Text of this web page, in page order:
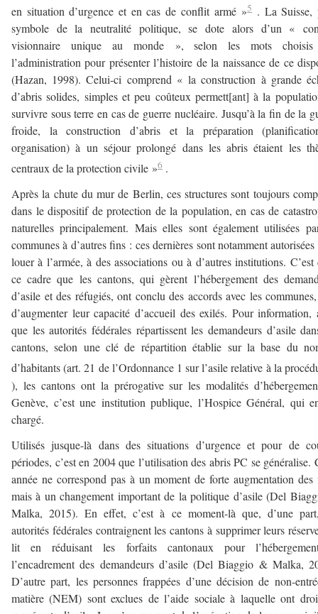
en situation d’urgence et en cas de conflit armé »5. La Suisse,
symbole de la neutralité politique, se dote alors d’un «
visionnaire unique au monde », selon les mots
l’administration pour présenter l’histoire de la naissance de ce
(Hazan, 1998). Celui-ci comprend « la construction à grande
d’abris solides, simples et peu coûteux permett[ant] à la
survivre sous terre en cas de guerre nucléaire. Jusqu’à la fin de la
froide, la construction d’abris et la préparation
organisation) à un séjour prolongé dans les abris étaient les
centraux de la protection civile »6 .
Après la chute du mur de Berlin, ces structures sont toujours
dans le dispositif de protection de la population, en cas de
naturelles principalement. Mais elles sont également utilisées
communes à d’autres fins : ces dernières sont notamment autorisées
louer à l’armée, à des associations ou à d’autres institutions. C’est
ce cadre que les cantons, qui gèrent l’hébergement des
d’asile et des réfugiés, ont conclu des accords avec les
d’augmenter leur capacité d’accueil des exilés. Pour information,
que les autorités fédérales répartissent les demandeurs d’asile
cantons, selon une clé de répartition établie sur la base du
d’habitants (art. 21 de l’Ordonnance 1 sur l’asile relative à la
), les cantons ont la prérogative sur les modalités
Genève, c’est une institution publique, l’Hospice Général, qui
chargé.
Utilisés jusque-là dans des situations d’urgence et pour de
périodes, c’est en 2004 que l’utilisation des abris PC se généralise.
année ne correspond pas à un moment de forte augmentation
mais à un changement important de la politique d’asile (Del
Malka, 2015). En effet, c’est à ce moment-là que, d’une
autorités fédérales contraignent les cantons à supprimer leurs
lit en réduisant les forfaits cantonaux pour
l’encadrement des demandeurs d’asile (Del Biaggio & Malka,
D’autre part, les personnes frappées d’une décision de non-
matière (NEM) sont exclues de l’aide sociale à laquelle ont